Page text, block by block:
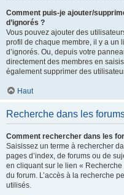
Comment puis-je ajouter/
d’ignorés ?
Vous pouvez ajouter des
profil de chaque membre, il y a un
d’ignorés. Ou, depuis votre
directement des membres en
également supprimer des
Haut
Recherche dans les
Comment rechercher dans les
Saisissez un terme à rechercher
pages d’index, de forums ou de
en cliquant sur le lien «
du forum. L’accès à la recherche
utilisés.